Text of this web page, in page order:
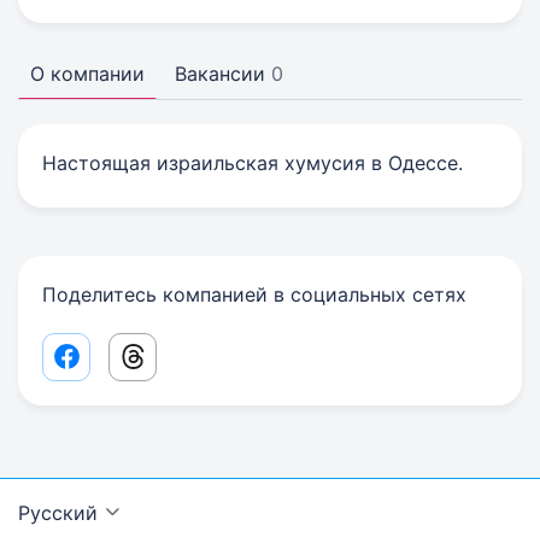
О компании Вакансии 0
Настоящая израильская хумусия в Одессе.
Поделитесь компанией в социальных сетях
Facebook share link
Threads share link
Русский